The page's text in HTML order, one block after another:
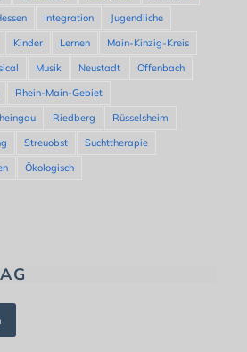
Integration
Jugendliche
Kinder Lernen
Main-Kinzig-Kreis
Musik Neustadt
Offenbach
Rhein-Main-Gebiet
Riedberg
Rüsselsheim
Streuobst
Suchttherapie
Ökologisch